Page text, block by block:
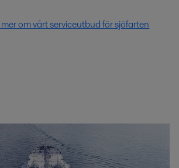
om vårt serviceutbud för sjöfarten